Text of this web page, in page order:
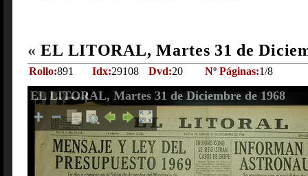
« EL LITORAL, Martes 31 de
Rollo:891 Idx:29108 Dvd:20 Nº Páginas:1/8
EL LITORAL, Martes 31 de Diciembre de 1968